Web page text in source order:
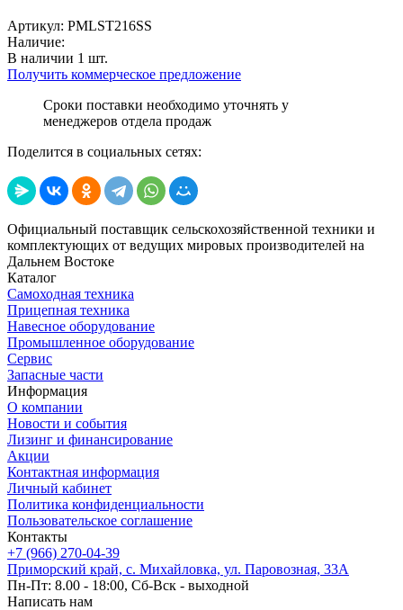
Артикул: PMLST216SS
Наличие:
В наличии 1 шт.
Получить коммерческое предложение
Сроки поставки необходимо уточнять у
менеджеров отдела продаж
Поделится в социальных сетях:
Официальный поставщик сельскохозяйственной техники и
комплектующих от ведущих мировых производителей на
Дальнем Востоке
Каталог
Самоходная техника
Прицепная техника
Навесное оборудование
Промышленное оборудование
Сервис
Запасные части
Информация
О компании
Новости и события
Лизинг и финансирование
Акции
Контактная информация
Личный кабинет
Политика конфиденциальности
Пользовательское соглашение
Контакты
+7 (966) 270-04-39
Приморский край, с. Михайловка, ул. Паровозная, 33А
Пн-Пт: 8.00 - 18:00, Сб-Вск - выходной
Написать нам